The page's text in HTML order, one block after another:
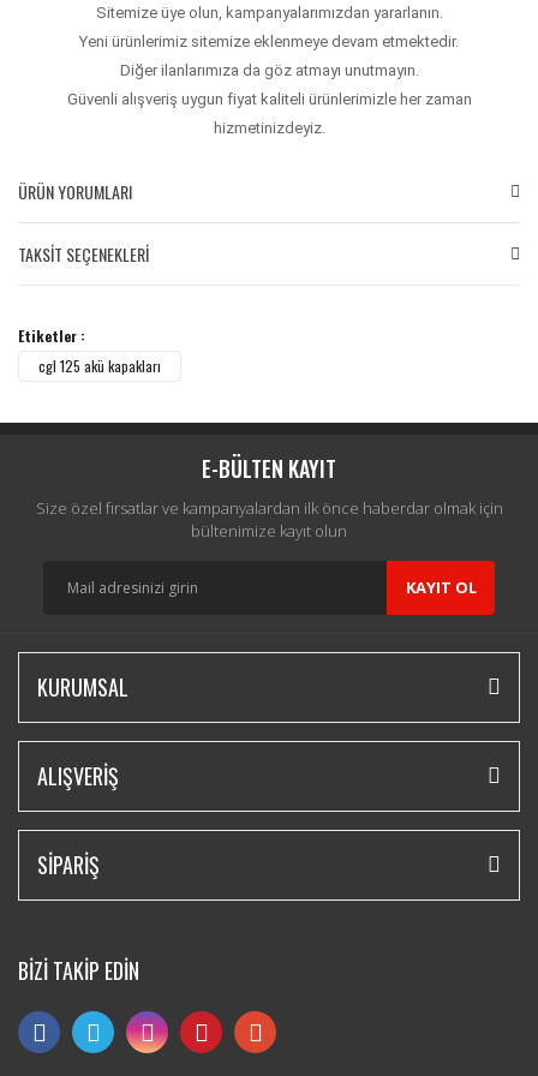
Sitemize üye olun, kampanyalarımızdan yararlanın.
Yeni ürünlerimiz sitemize eklenmeye devam etmektedir.
Diğer ilanlarımıza da göz atmayı unutmayın.
Güvenli alışveriş uygun fiyat kaliteli ürünlerimizle her zaman
hizmetinizdeyiz.
ÜRÜN YORUMLARI
TAKSİT SEÇENEKLERİ
Etiketler :
cgl 125 akü kapakları
E-BÜLTEN KAYIT
Size özel fırsatlar ve kampanyalardan ilk önce haberdar olmak için
bültenimize kayıt olun
KAYIT OL
KURUMSAL
ALIŞVERİŞ
SİPARİŞ
BİZİ TAKİP EDİN